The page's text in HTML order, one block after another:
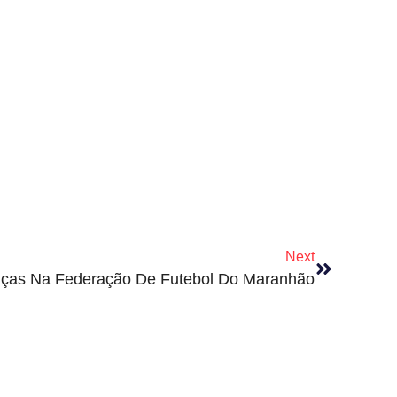
Next
Na Federação De Futebol Do Maranhão